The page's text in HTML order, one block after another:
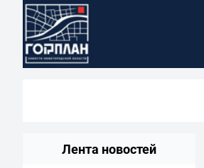
Лента новостей